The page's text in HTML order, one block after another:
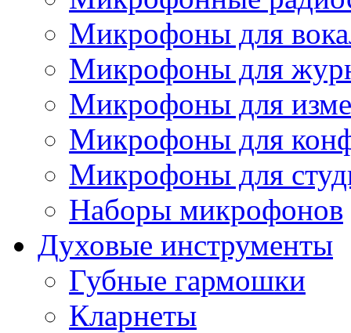
Микрофоны для
Микрофоны для
Микрофоны для
Микрофоны для
Микрофоны для
Наборы микрофонов
Духовые инструменты
Губные гармошки
Кларнеты